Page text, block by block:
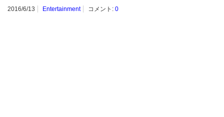
2016/6/13 Entertainment コメント: 0